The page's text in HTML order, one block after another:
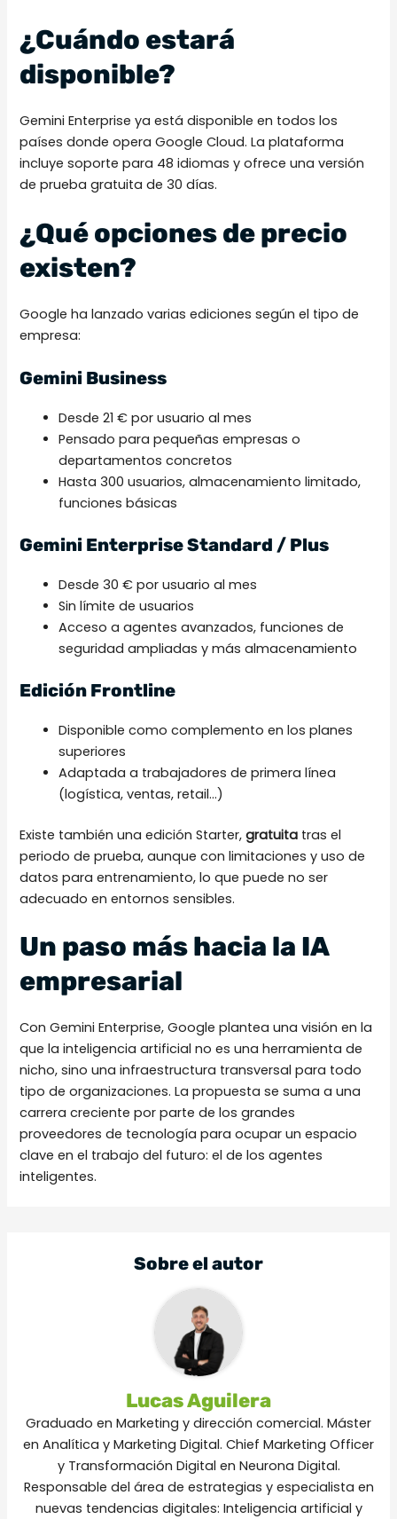
¿Cuándo estará
disponible?
Gemini Enterprise ya está disponible en todos los
países donde opera Google Cloud. La plataforma
incluye soporte para 48 idiomas y ofrece una versión
de prueba gratuita de 30 días.
¿Qué opciones de precio
existen?
Google ha lanzado varias ediciones según el tipo de
empresa:
Gemini Business
Desde 21 € por usuario al mes
Pensado para pequeñas empresas o
departamentos concretos
Hasta 300 usuarios, almacenamiento limitado,
funciones básicas
Gemini Enterprise Standard / Plus
Desde 30 € por usuario al mes
Sin límite de usuarios
Acceso a agentes avanzados, funciones de
seguridad ampliadas y más almacenamiento
Edición Frontline
Disponible como complemento en los planes
superiores
Adaptada a trabajadores de primera línea
(logística, ventas, retail…)
Existe también una edición Starter,gratuita tras el
periodo de prueba, aunque con limitaciones y uso de
datos para entrenamiento, lo que puede no ser
adecuado en entornos sensibles.
Un paso más hacia la IA
empresarial
Con Gemini Enterprise, Google plantea una visión en la
que la inteligencia artificial no es una herramienta de
nicho, sino una infraestructura transversal para todo
tipo de organizaciones. La propuesta se suma a una
carrera creciente por parte de los grandes
proveedores de tecnología para ocupar un espacio
clave en el trabajo del futuro: el de los agentes
inteligentes.
Sobre el autor
Lucas Aguilera
Graduado en Marketing y dirección comercial. Máster
en Analítica y Marketing Digital. Chief Marketing Officer
y Transformación Digital en Neurona Digital.
Responsable del área de estrategias y especialista en
nuevas tendencias digitales: Inteligencia artificial y